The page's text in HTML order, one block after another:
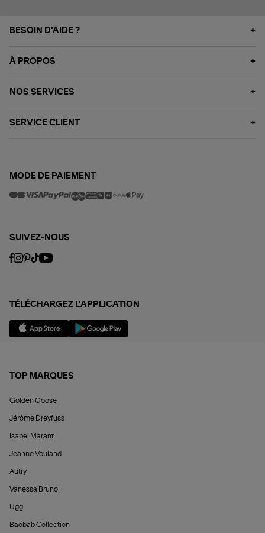
BESOIN D'AIDE ?
À PROPOS
NOS SERVICES
SERVICE CLIENT
MODE DE PAIEMENT
SUIVEZ-NOUS
TÉLÉCHARGEZ L'APPLICATION
TOP MARQUES
Golden Goose
Jérôme Dreyfuss
Isabel Marant
Jeanne Vouland
Autry
Vanessa Bruno
Ugg
Baobab Collection